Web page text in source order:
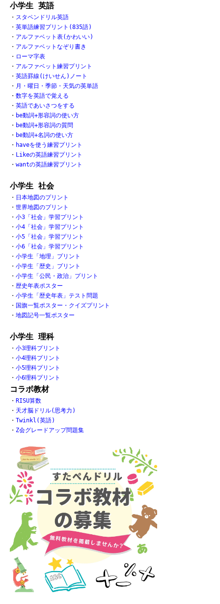
小学生 英語
・ スタペンドリル英語
・ 英単語練習プリント(835語)
・ アルファベット表(かわいい)
・ アルファベットなぞり書き
・ ローマ字表
・ アルファベット練習プリント
・ 英語罫線(けいせん)ノート
・ 月・曜日・季節・天気の英単語
・ 数字を英語で覚える
・ 英語であいさつをする
・ be動詞+形容詞の使い方
・ be動詞+形容詞の質問
・ be動詞+名詞の使い方
・ haveを使う練習プリント
・ Likeの英語練習プリント
・ wantの英語練習プリント
小学生 社会
・ 日本地図のプリント
・ 世界地図のプリント
・ 小3「社会」学習プリント
・ 小4「社会」学習プリント
・ 小5「社会」学習プリント
・ 小6「社会」学習プリント
・ 小学生「地理」プリント
・ 小学生「歴史」プリント
・ 小学生「公民・政治」プリント
・ 歴史年表ポスター
・ 小学生「歴史年表」テスト問題
・ 国旗一覧ポスター・クイズプリント
・ 地図記号一覧ポスター
小学生 理科
・ 小3理科プリント
・ 小4理科プリント
・ 小5理科プリント
・ 小6理科プリント
コラボ教材
・ RISU算数
・ 天才脳ドリル(思考力)
・ Twinkl(英語)
・ Z会グレードアップ問題集